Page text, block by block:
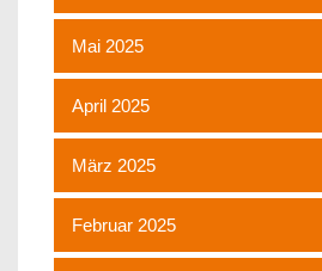
Mai 2025
April 2025
März 2025
Februar 2025